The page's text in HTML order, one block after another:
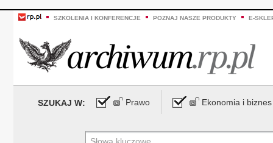
SZKOLENIA I KONFERENCJE POZNAJ NASZE PRODUKTY E-
SZUKAJ W: Prawo Ekonomia i biznes